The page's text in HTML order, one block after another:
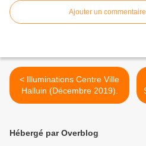
Ajouter un commentaire
< Illuminations Centre Ville
Halluin (Décembre 2019).
Hébergé par Overblog